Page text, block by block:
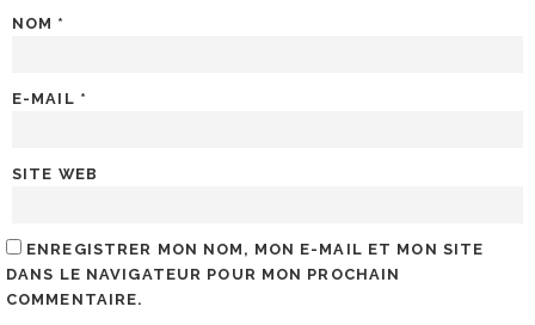
NOM *
E-MAIL *
SITE WEB
ENREGISTRER MON NOM, MON E-MAIL ET MON SITE
DANS LE NAVIGATEUR POUR MON PROCHAIN
COMMENTAIRE.